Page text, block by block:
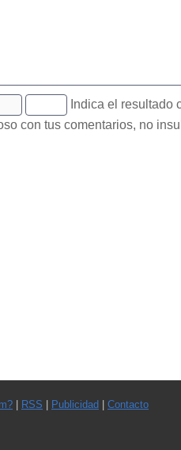
Indica el resultado
con tus comentarios, no
RSS Publicidad Contacto